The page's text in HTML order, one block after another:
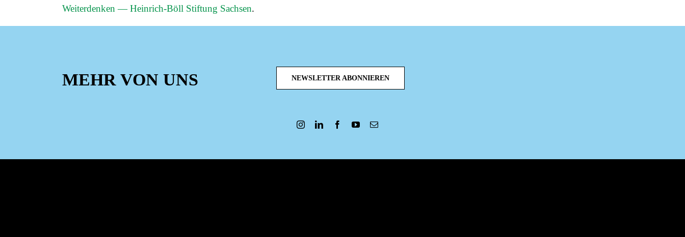
Weiterdenken — Heinrich-Böll Stiftung Sachsen.
MEHR VON UNS NEWSLETTER ABONNIEREN